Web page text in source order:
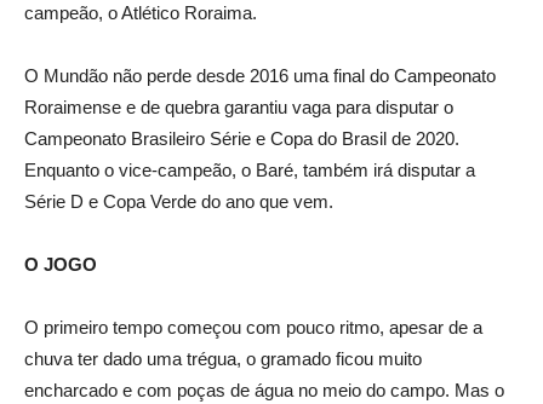
campeão, o Atlético Roraima.
O Mundão não perde desde 2016 uma final do Campeonato
Roraimense e de quebra garantiu vaga para disputar o
Campeonato Brasileiro Série e Copa do Brasil de 2020.
Enquanto o vice-campeão, o Baré, também irá disputar a
Série D e Copa Verde do ano que vem.
O JOGO
O primeiro tempo começou com pouco ritmo, apesar de a
chuva ter dado uma trégua, o gramado ficou muito
encharcado e com poças de água no meio do campo. Mas o